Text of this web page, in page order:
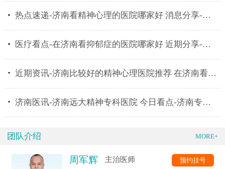
热点速递-济南看精神心理的医院哪家好 消息分享-济南
医疗看点-在济南看抑郁症的医院哪家好 近期分享-济南
近期资讯-济南比较好的精神心理医院推荐 在济南看心理
济南医讯-济南远大精神专科医院 今日看点-济南专业治
团队介绍 MORE+
周军辉 主治医师 预约挂号